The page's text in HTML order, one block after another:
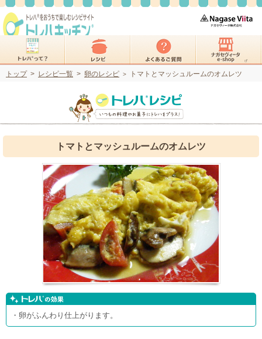
トップ> レシピ一覧 > 卵のレシピ > トマトとマッシュルームのオムレツ
トマトとマッシュルームのオムレツ
・卵がふんわり仕上がります。